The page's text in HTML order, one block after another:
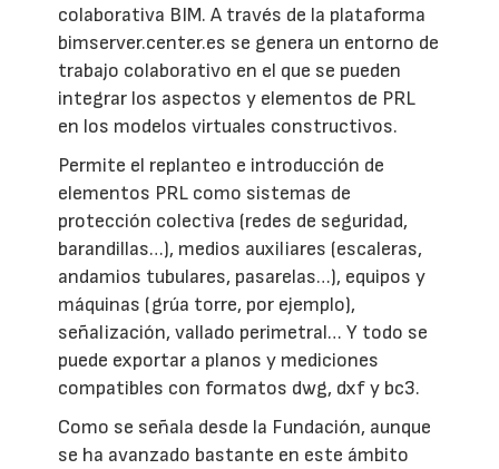
colaborativa BIM. A través de la plataforma
bimserver.center.es se genera un entorno de
trabajo colaborativo en el que se pueden
integrar los aspectos y elementos de PRL
en los modelos virtuales constructivos.
Permite el replanteo e introducción de
elementos PRL como sistemas de
protección colectiva (redes de seguridad,
barandillas…), medios auxiliares (escaleras,
andamios tubulares, pasarelas…), equipos y
máquinas (grúa torre, por ejemplo),
señalización, vallado perimetral… Y todo se
puede exportar a planos y mediciones
compatibles con formatos dwg, dxf y bc3.
Como se señala desde la Fundación, aunque
se ha avanzado bastante en este ámbito